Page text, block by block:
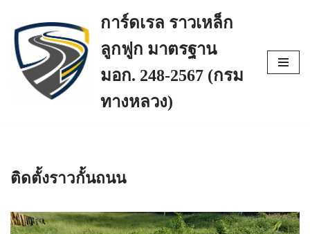
Skip
to
content
การ์ดเรล ราวเหล็ก
ลูกฟูก มาตรฐาน
มอก. 248-2567 (กรม
ทางหลวง)
ติดตั้งราวกั้นถนน